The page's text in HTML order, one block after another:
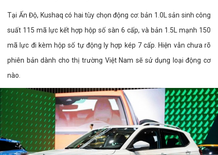
Tại Ấn Độ, Kushaq có hai tùy chọn động cơ: bản 1.0L sản sinh công
suất 115 mã lực kết hợp hộp số sàn 6 cấp, và bản 1.5L mạnh 150
mã lực đi kèm hộp số tự động ly hợp kép 7 cấp. Hiện vẫn chưa rõ
phiên bản dành cho thị trường Việt Nam sẽ sử dụng loại động cơ
nào.